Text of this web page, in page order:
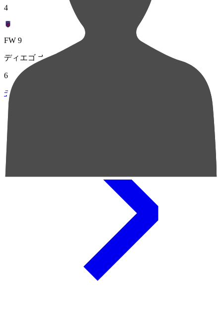
4
FW 9
ディエゴ オリヴェイラ
6
チャンスクリエイト総数